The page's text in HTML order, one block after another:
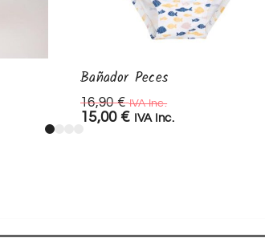
Bañador Peces
16,90€ IVA Inc.
15,00 € IVA Inc.